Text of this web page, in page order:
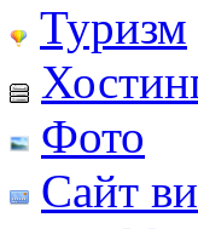
Туризм
Фото
Сайт